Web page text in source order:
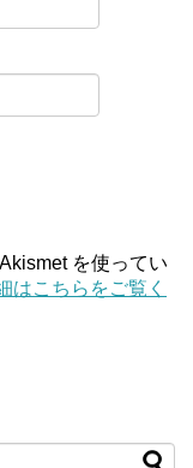
を使ってい
はこちらをご覧く